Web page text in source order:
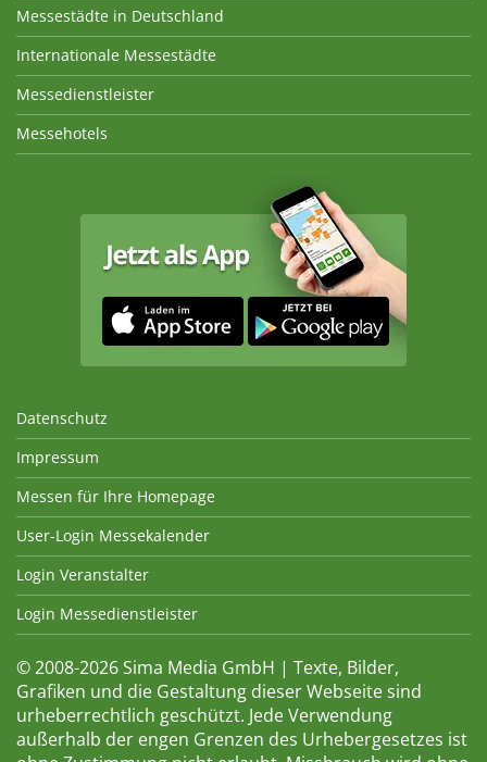
Messestädte in Deutschland
Internationale Messestädte
Messedienstleister
Messehotels
Datenschutz
Impressum
Messen für Ihre Homepage
User-Login Messekalender
Login Veranstalter
Login Messedienstleister
© 2008-2026 Sima Media GmbH | Texte, Bilder,
Grafiken und die Gestaltung dieser Webseite sind
urheberrechtlich geschützt. Jede Verwendung
außerhalb der engen Grenzen des Urhebergesetzes ist